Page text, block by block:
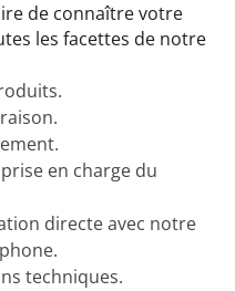
de connaître votre
les facettes de notre
en charge du
directe avec notre
techniques.